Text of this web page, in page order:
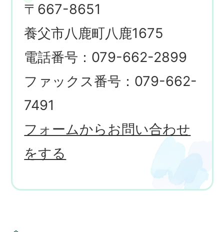
〒667-8651
養父市八鹿町八鹿1675
電話番号：079-662-2899
ファックス番号：079-662-
7491
フォームからお問い合わせ
をする